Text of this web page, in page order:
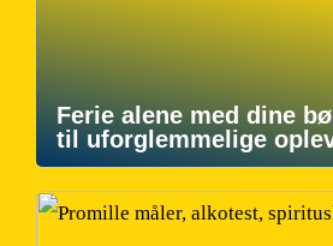
Ferie alene med dine
til uforglemmelige